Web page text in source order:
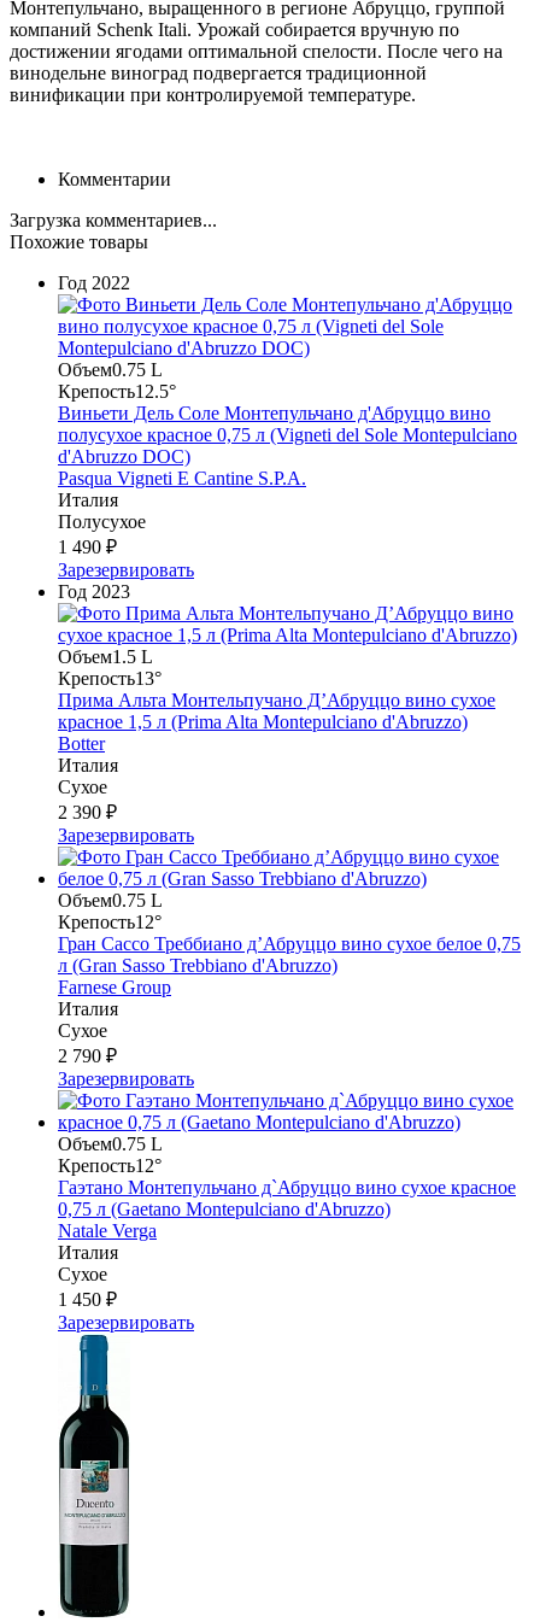
Монтепульчано, выращенного в регионе Абруццо, группой
компаний Schenk Itali. Урожай собирается вручную по
достижении ягодами оптимальной спелости. После чего на
винодельне виноград подвергается традиционной
винификации при контролируемой температуре.
Комментарии
Загрузка комментариев...
Похожие товары
Год 2022
Объем0.75 L
Крепость12.5°
Виньети Дель Соле Монтепульчано д'Абруццо вино
полусухое красное 0,75 л (Vigneti del Sole Montepulciano
d'Abruzzo DOC)
Pasqua Vigneti E Cantine S.P.A.
Италия
Полусухое
1 490 ₽
Зарезервировать
Год 2023
Объем1.5 L
Крепость13°
Прима Альта Монтельпучано Д’Абруццо вино сухое
красное 1,5 л (Prima Alta Montepulciano d'Abruzzo)
Botter
Италия
Сухое
2 390 ₽
Зарезервировать
Объем0.75 L
Крепость12°
Гран Сассо Треббиано д’Абруццо вино сухое белое 0,75
л (Gran Sasso Trebbiano d'Abruzzo)
Farnese Group
Италия
Сухое
2 790 ₽
Зарезервировать
Объем0.75 L
Крепость12°
Гаэтано Монтепульчано д`Абруццо вино сухое красное
0,75 л (Gaetano Montepulciano d'Abruzzo)
Natale Verga
Италия
Сухое
1 450 ₽
Зарезервировать